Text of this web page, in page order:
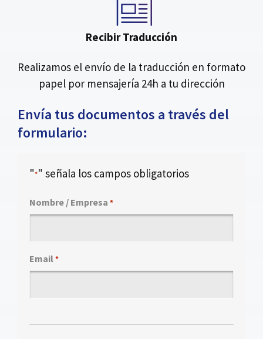
Recibir Traducción
Realizamos el envío de la traducción en formato
papel por mensajería 24h a tu dirección
Envía tus documentos a través del
formulario:
"*" señala los campos obligatorios
Nombre / Empresa *
Email *